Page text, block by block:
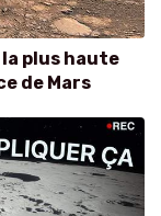
la plus haute
de Mars